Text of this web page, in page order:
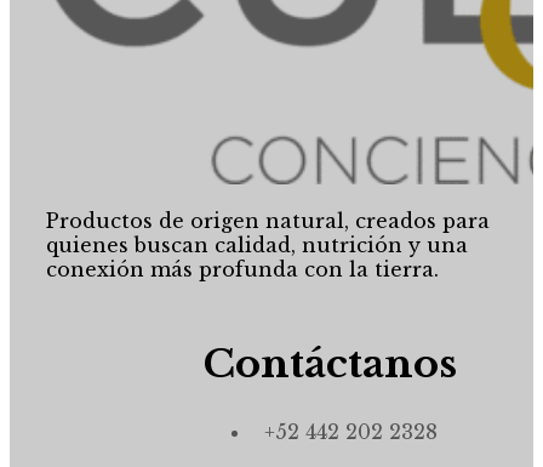
Productos de origen natural, creados para
quienes buscan calidad, nutrición y una
conexión más profunda con la tierra.
Contáctanos
+52 442 202 2328